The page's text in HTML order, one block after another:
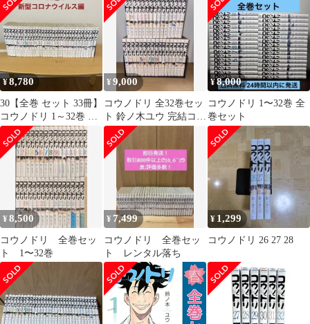
め売り
¥8,780
30【全巻 セット 33冊】
コウノドリ 1～32巻 新
型コロナウイルス編 漫
画
¥9,000
コウノドリ 全32巻セッ
ト 鈴ノ木ユウ 完結コミ
ック
¥8,000
コウノドリ 1〜32巻 全
巻セット
¥8,500
コウノドリ 全巻セッ
ト 1〜32巻
¥ 7,499
コウノドリ 全巻セッ
ト レンタル落ち
¥ 1,299
コウノドリ 26 27 28